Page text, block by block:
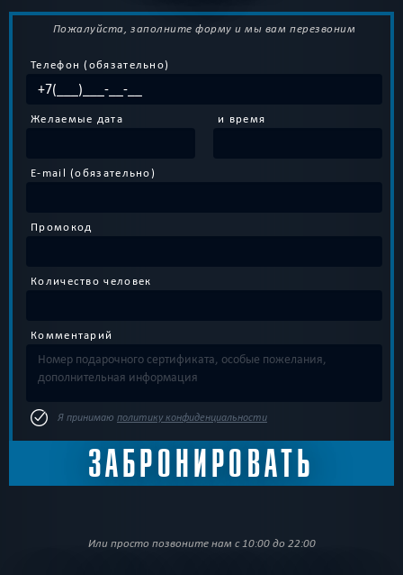
Пожалуйста, заполните форму и мы вам перезвоним
Телефон (обязательно)
Желаемые дата и время
E-mail (обязательно)
Промокод
Количество человек
Комментарий
Я принимаю политику конфиденциальности
Или просто позвоните нам с 10:00 до 22:00